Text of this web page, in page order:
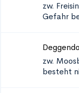
zw.
Gefahr
zw.
besteht